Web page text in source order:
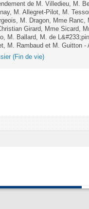
de M. Villedieu, M.
M. Allegret-Pilot, M.
M. Dragon, Mme
Girard, Mme Sicard,
M. Ballard, M. de
M. Rambaud et M. Guitton -
(Fin de vie)